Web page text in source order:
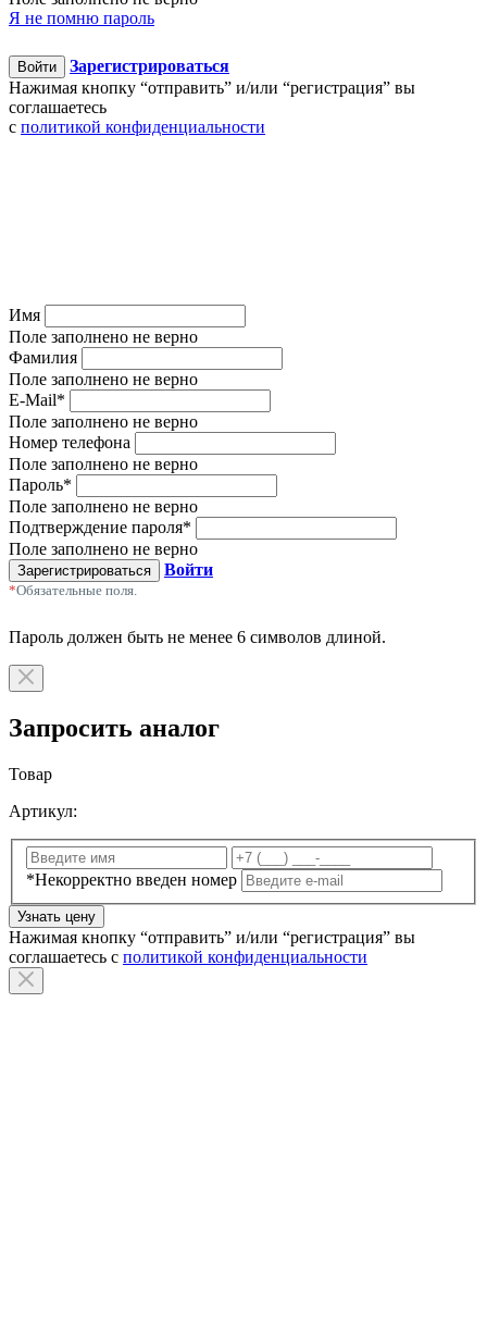
Я не помню пароль
Войти
Зарегистрироваться
Нажимая кнопку “отправить” и/или “регистрация” вы
соглашаетесь
c политикой конфиденциальности
Имя
Поле заполнено не верно
Фамилия
Поле заполнено не верно
E-Mail*
Поле заполнено не верно
Номер телефона
Поле заполнено не верно
Пароль*
Поле заполнено не верно
Подтверждение пароля*
Поле заполнено не верно
Зарегистрироваться Войти
*Обязательные поля.
Пароль должен быть не менее 6 символов длиной.
Запросить аналог
Товар
Артикул:
*Некорректно введен номер
Узнать цену
Нажимая кнопку “отправить” и/или “регистрация” вы
соглашаетесь с политикой конфиденциальности